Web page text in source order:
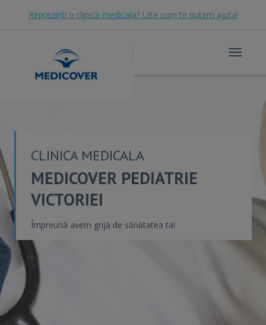
Reprezinti o clinica medicala? Uite cum te putem ajuta!
Toggle
CLINICA MEDICALA
MEDICOVER PEDIATRIE
VICTORIEI
Împreună avem grijă de sănătatea ta!